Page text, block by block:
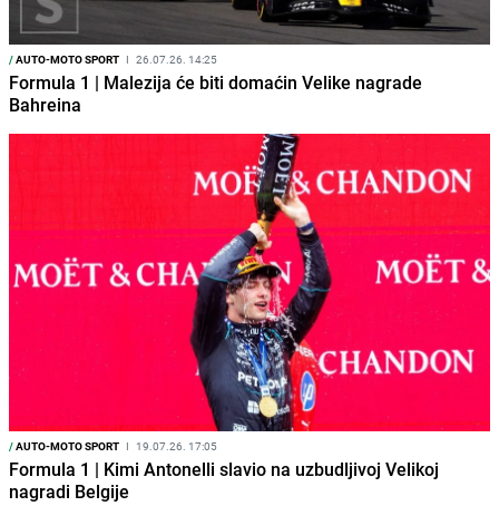
/AUTO-MOTO SPORT I 26.07.26. 14:25
Formula 1 | Malezija će biti domaćin Velike nagrade
Bahreina
/AUTO-MOTO SPORT I 19.07.26. 17:05
Formula 1 | Kimi Antonelli slavio na uzbudljivoj Velikoj
nagradi Belgije